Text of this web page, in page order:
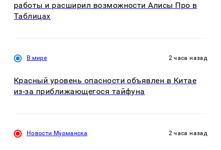
работы и расширил возможности Алисы Про в
Таблицах
В мире 2 часа назад
Красный уровень опасности объявлен в Китае
из-за приближающегося тайфуна
Новости Мурманска 2 часа назад